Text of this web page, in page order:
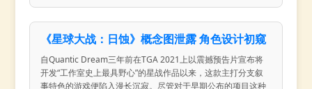
《星球大战：日蚀》概念图泄露 角色设计初窥
自Quantic Dream三年前在TGA 2021上以震撼预告片宣布将
开发“工作室史上最具野心”的星战作品以来，这款主打分支叙
事特色的游戏便陷入漫长沉寂。尽管对于早期公布的项目这种